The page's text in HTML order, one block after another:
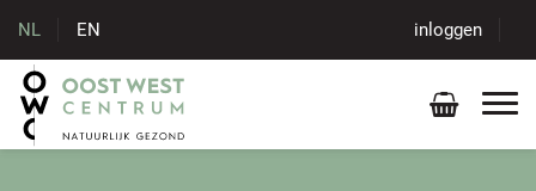
NL EN inloggen